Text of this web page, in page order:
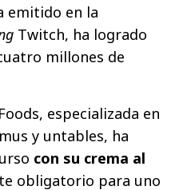
emitido en la
Twitch, ha logrado
millones de
especializada en
y untables, ha
con su crema al
obligatorio para uno